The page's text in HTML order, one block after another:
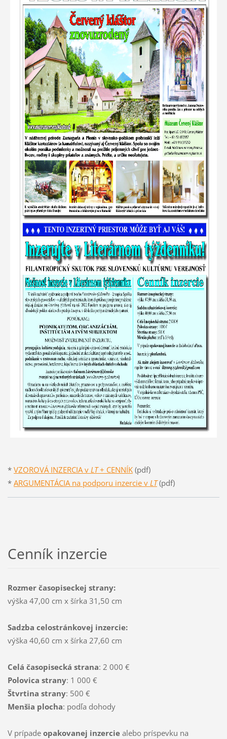
* VZOROVÁ INZERCIA v LT+ CENNÍK(pdf)
* ARGUMENTÁCIA napodporu inzercie v LT(pdf)
Cenník inzercie
Rozmer časopiseckej strany:
výška 47,00 cm x šírka 31,50 cm
Sadzba celostránkovej inzercie:
výška 40,60 cm x šírka 27,60 cm
Celá časopisecká strana: 2 000 €
Polovica strany: 1 000 €
Štvrtina strany: 500 €
Menšia plocha: podľa dohody
V prípade opakovanej inzerciealebo príspevku na